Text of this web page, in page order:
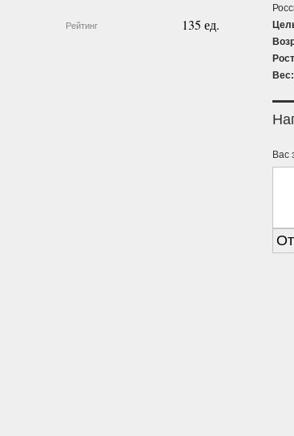
Рейтинг 135 ед.
Вес:
Вас